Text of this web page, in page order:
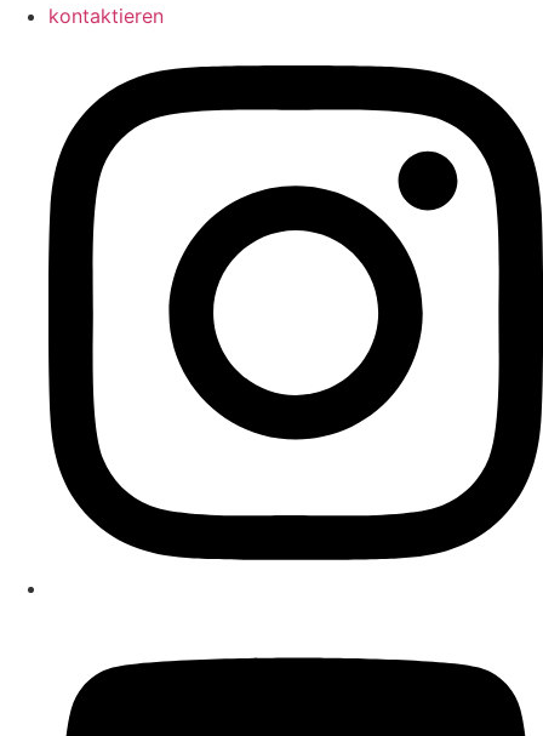
kontaktieren